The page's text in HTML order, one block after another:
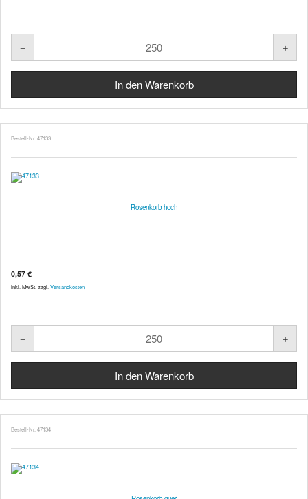
Bestell-Nr. 47133
Rosenkorb hoch
0,57 €
inkl. MwSt. zzgl. Versandkosten
Bestell-Nr. 47134